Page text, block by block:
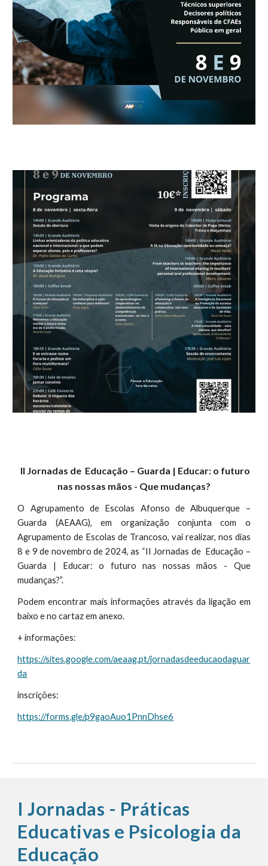
II Jornadas de Educação – Guarda | Educar: o futuro
nas nossas mãos - Que mudanças?
O Agrupamento de Escolas Afonso de Albuquerque –
Guarda (AEAAG), em organização conjunta com o
Agrupamento de Escolas de Trancoso, vai realizar, nos dias
8 e 9 de novembro de 2024, as “II Jornadas de Educação –
Guarda | Educar: o futuro nas nossas mãos - Que
mudanças?”.
Podem encontrar mais informações através da ligação em
baixo e no cartaz em anexo.
+ informações:
https://sites.google.com/aeaag.pt/jornadasdeeducaodaguar
da
inscrições:
https://forms.gle/p9gaoAuo1PnnDhse6
I Jornadas - Práticas
Educativas e Psicologia da
Educação